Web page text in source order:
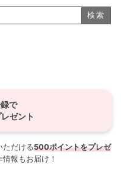
検索
で
ゼント
ただける500ポイントをプレゼ
報もお届け！